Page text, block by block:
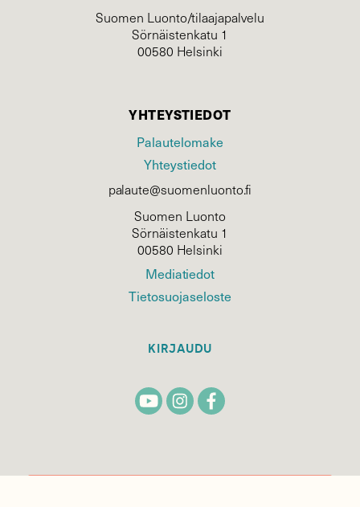
Suomen Luonto/tilaajapalvelu
Sörnäistenkatu 1
00580 Helsinki
YHTEYSTIEDOT
Palautelomake
Yhteystiedot
palaute@suomenluonto.fi
Suomen Luonto
Sörnäistenkatu 1
00580 Helsinki
Mediatiedot
Tietosuojaseloste
KIRJAUDU